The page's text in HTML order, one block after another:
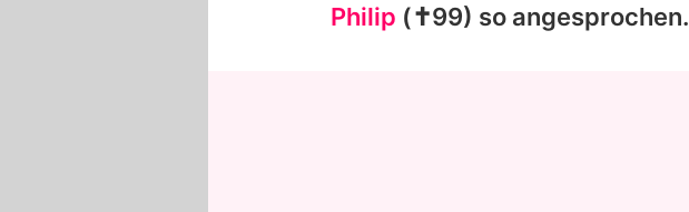
Philip (✝99) so angesprochen.